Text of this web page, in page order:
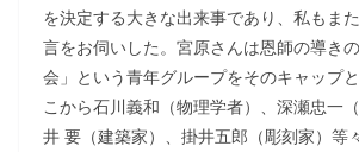
を決定する大きな出来事であり、私もま
言をお伺いした。宮原さんは恩師の導き
会」という青年グループをそのキャップ
こから石川義和（物理学者）、深瀬忠一
井 要（建築家）、掛井五郎（彫刻家）等